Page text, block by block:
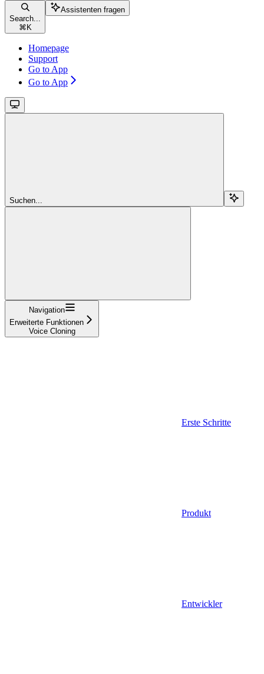
Search...
⌘ K
Assistenten fragen
Homepage
Support
Go to App
Go to App
Suchen...
Navigation
Erweiterte Funktionen
Voice Cloning
Erste Schritte
Produkt
Entwickler